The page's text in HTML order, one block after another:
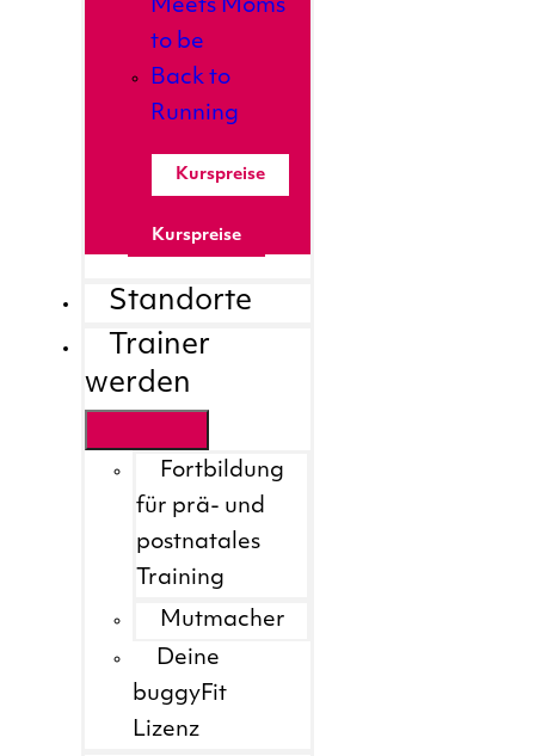
Meets Moms
to be
Back to
Running
Kurspreise
Kurspreise
Standorte
Trainer
werden
Fortbildung
für prä- und
postnatales
Training
Mutmacher
Deine
buggyFit
Lizenz